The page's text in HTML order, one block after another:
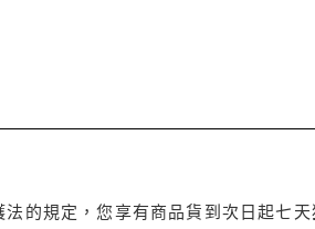
法的規定，您享有商品貨到次日起七